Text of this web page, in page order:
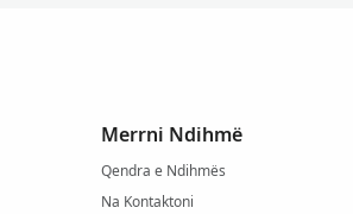
Merrni Ndihmë
Qendra e Ndihmës
Na Kontaktoni